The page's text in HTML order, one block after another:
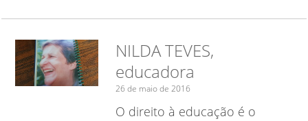
NILDA TEVES,
educadora
26 de maio de 2016
O direito à educação é o